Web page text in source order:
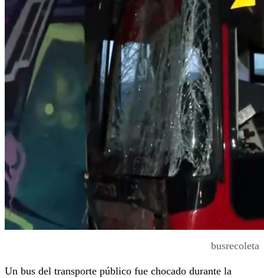
busrecoleta
Un bus del transporte público fue chocado durante la